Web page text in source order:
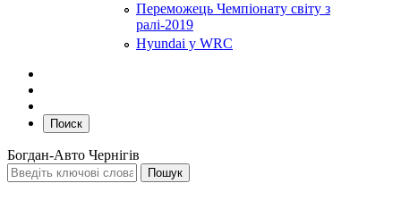
Переможець Чемпіонату світу з
ралі-2019
Hyundai у WRC
Поиск
Богдан-Авто Чернігів